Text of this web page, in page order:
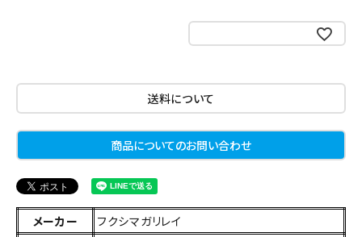
送料について
商品についてのお問い合わせ
メーカー
フクシマガリレイ